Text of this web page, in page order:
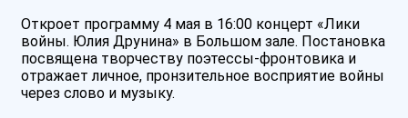
Откроет программу 4 мая в 16:00 концерт «Лики
войны. Юлия Друнина» в Большом зале. Постановка
посвящена творчеству поэтессы-фронтовика и
отражает личное, пронзительное восприятие войны
через слово и музыку.